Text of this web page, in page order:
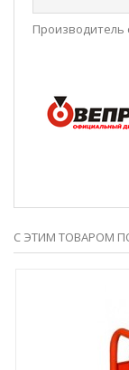
Производитель
С ЭТИМ ТОВАРОМ